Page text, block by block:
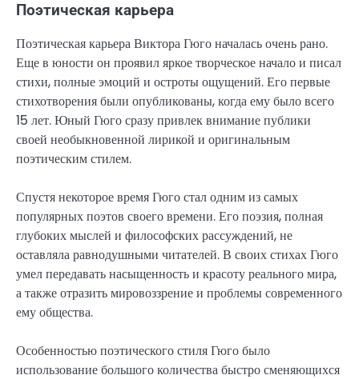
Поэтическая карьера
Поэтическая карьера Виктора Гюго началась очень рано.
Еще в юности он проявил яркое творческое начало и писал
стихи, полные эмоций и остроты ощущений. Его первые
стихотворения были опубликованы, когда ему было всего
15 лет. Юный Гюго сразу привлек внимание публики
своей необыкновенной лирикой и оригинальным
поэтическим стилем.
Спустя некоторое время Гюго стал одним из самых
популярных поэтов своего времени. Его поэзия, полная
глубоких мыслей и философских рассуждений, не
оставляла равнодушными читателей. В своих стихах Гюго
умел передавать насыщенность и красоту реального мира,
а также отразить мировоззрение и проблемы современного
ему общества.
Особенностью поэтического стиля Гюго было
использование большого количества быстро сменяющихся